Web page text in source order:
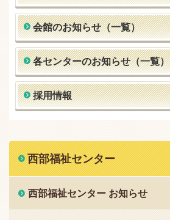
会館のお知らせ（一覧）
各センターのお知らせ（一覧）
採用情報
西部福祉センター
西部福祉センター お知らせ